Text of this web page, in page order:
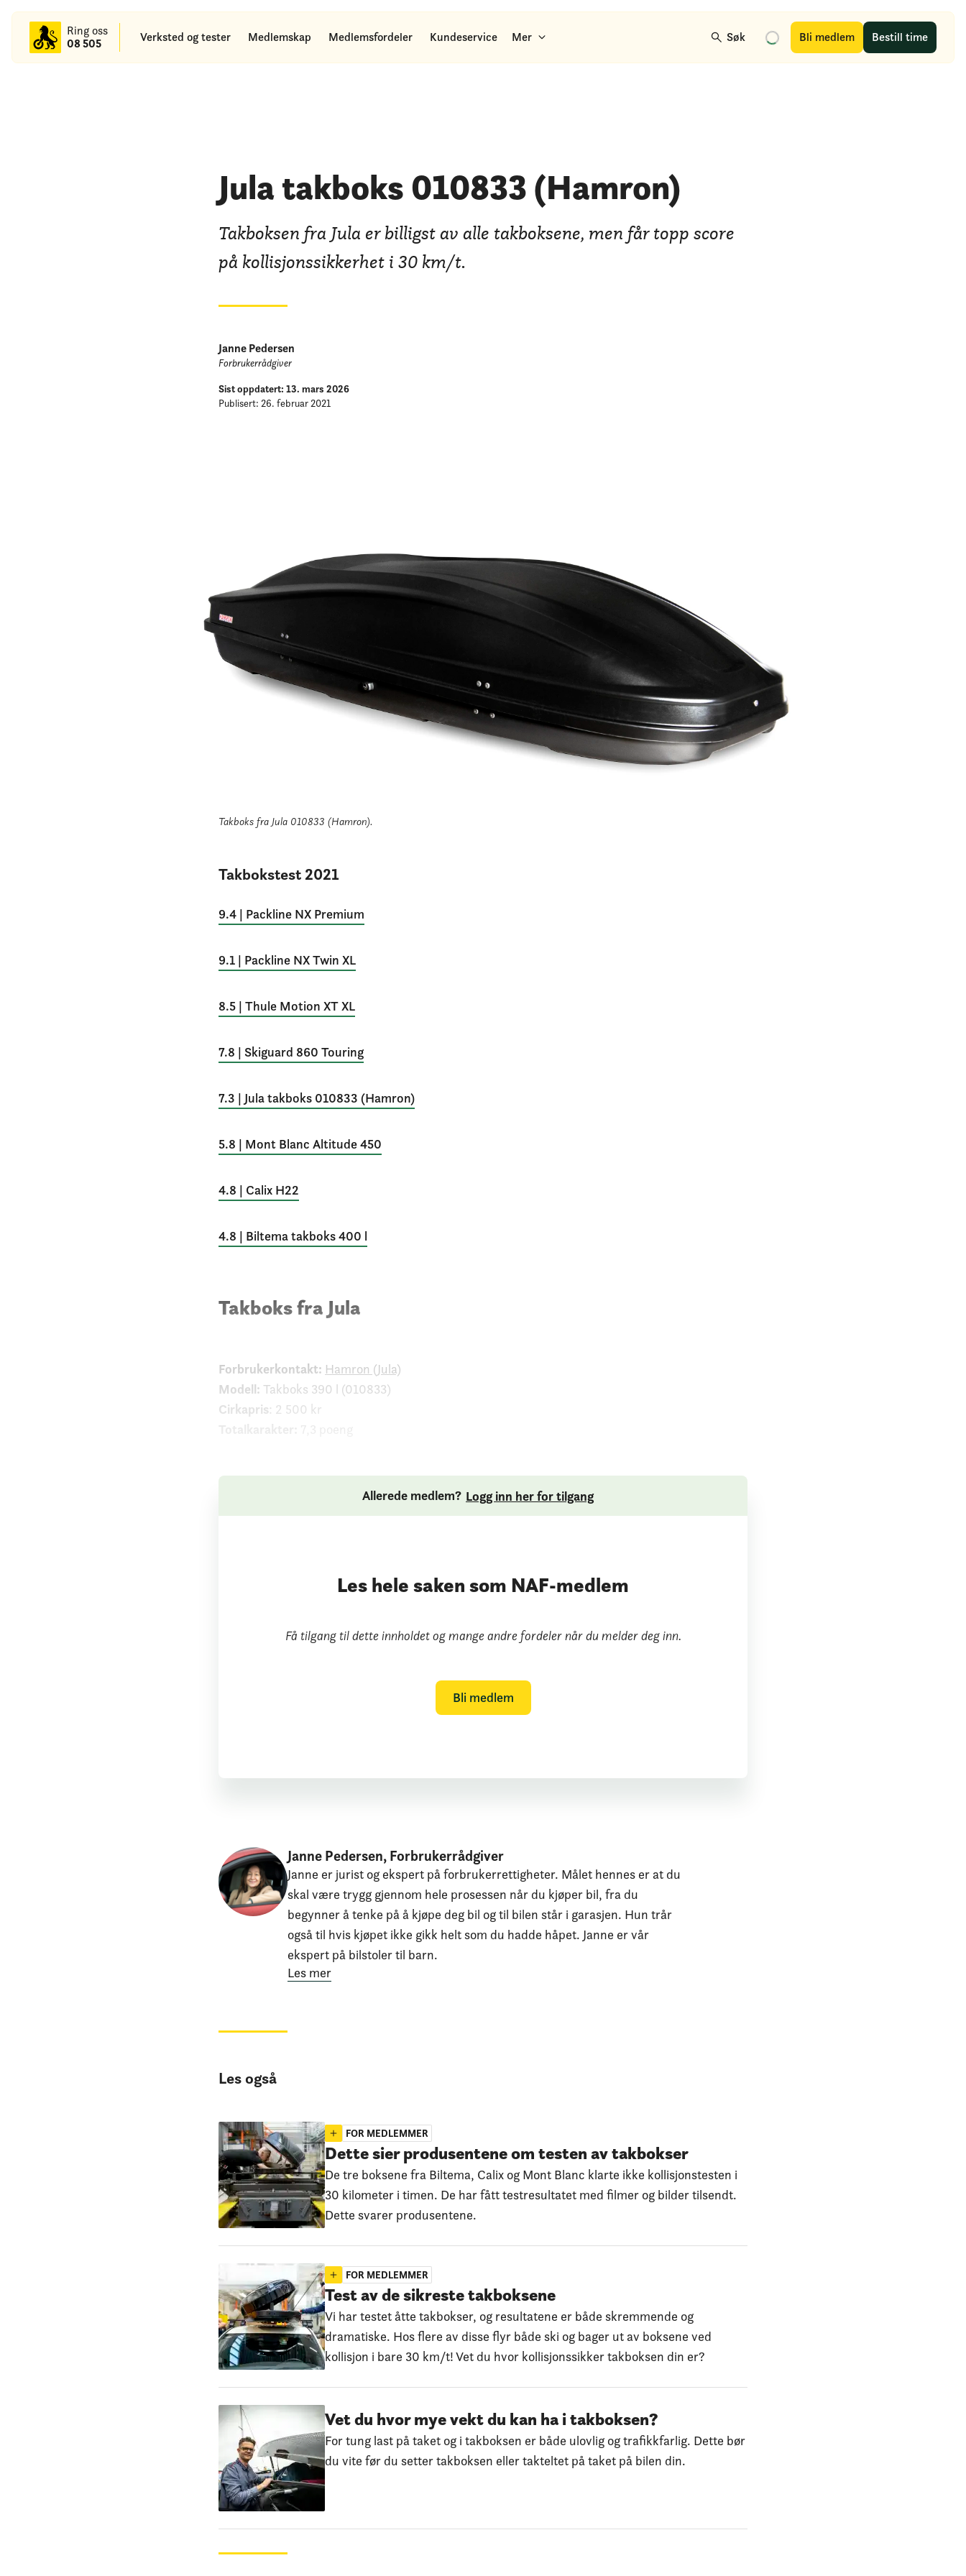
Ring oss
08 505
Verksted og tester Medlemskap Medlemsfordeler Kundeservice Mer Søk Bli medlem Bestill time
hovedinnhold
Jula takboks 010833 (Hamron)
Takboksen fra Jula er billigst av alle takboksene, men får topp score
på kollisjonssikkerhet i 30 km/t.
Janne Pedersen
Forbrukerrådgiver
Sist oppdatert: 13. mars 2026
Publisert: 26. februar 2021
Takboks fra Jula 010833 (Hamron).
Takbokstest 2021
9.4 | Packline NX Premium
9.1 | Packline NX Twin XL
8.5 | Thule Motion XT XL
7.8 | Skiguard 860 Touring
7.3 | Jula takboks 010833 (Hamron)
5.8 | Mont Blanc Altitude 450
4.8 | Calix H22
4.8 | Biltema takboks 400 l
Takboks fra Jula
Forbrukerkontakt: Hamron (Jula)
Modell: Takboks 390 l (010833)
Cirkapris: 2 500 kr
Allerede medlem? Logg inn her for tilgang
Les hele saken som NAF-medlem
Få tilgang til dette innholdet og mange andre fordeler når du melder deg inn.
Bli medlem
Janne Pedersen, Forbrukerrådgiver
Janne er jurist og ekspert på forbrukerrettigheter. Målet hennes er at du
skal være trygg gjennom hele prosessen når du kjøper bil, fra du
begynner å tenke på å kjøpe deg bil og til bilen står i garasjen. Hun trår
også til hvis kjøpet ikke gikk helt som du hadde håpet. Janne er vår
ekspert på bilstoler til barn.
Les mer
Les også
FOR MEDLEMMER
Dette sier produsentene om testen av takbokser
De tre boksene fra Biltema, Calix og Mont Blanc klarte ikke kollisjonstesten i
30 kilometer i timen. De har fått testresultatet med filmer og bilder tilsendt.
Dette svarer produsentene.
FOR MEDLEMMER
Test av de sikreste takboksene
Vi har testet åtte takbokser, og resultatene er både skremmende og
dramatiske. Hos flere av disse flyr både ski og bager ut av boksene ved
kollisjon i bare 30 km/t! Vet du hvor kollisjonssikker takboksen din er?
Vet du hvor mye vekt du kan ha i takboksen?
For tung last på taket og i takboksen er både ulovlig og trafikkfarlig. Dette bør
du vite før du setter takboksen eller takteltet på taket på bilen din.